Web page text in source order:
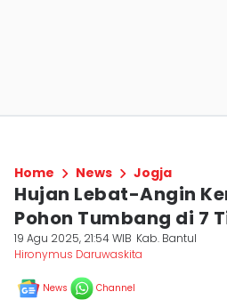
Home News Jogja
Hujan Lebat-Angin
Pohon Tumbang di 7
19 Agu 2025, 21:54 WIB Kab. Bantul
Hironymus Daruwaskita
News Channel